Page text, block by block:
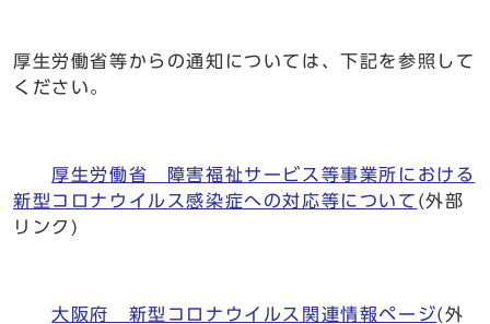
厚生労働省等からの通知については、下記を参照して
ください。
厚生労働省 障害福祉サービス等事業所における
新型コロナウイルス感染症への対応等について (外部
リンク)
大阪府 新型コロナウイルス関連情報ページ(外